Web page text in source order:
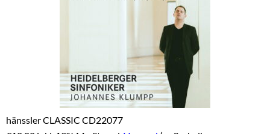
hänssler CLASSIC CD22077